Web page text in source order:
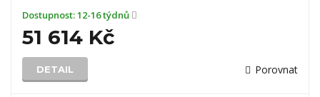
Dostupnost:12-16 týdnů
51 614 Kč
DETAIL Porovnat